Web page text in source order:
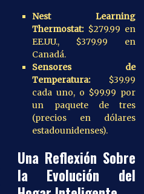
Nest Learning
Thermostat:$279.99 en
EE.UU., $379.99 en
Canadá.
Sensores de
Temperatura:$39.99
cada uno, o $99.99 por
un paquete de tres
(precios en dólares
estadounidenses).
Una Reflexión Sobre
la Evolución del